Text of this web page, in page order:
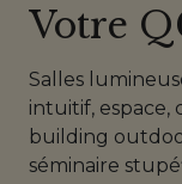
Votre
Salles
intuitif, espace,
building
séminaire